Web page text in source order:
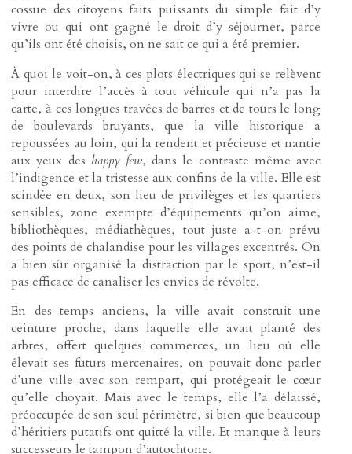
cossue des citoyens faits puissants du simple fait d’y
vivre ou qui ont gagné le droit d’y séjourner, parce
qu’ils ont été choisis, on ne sait ce qui a été premier.
À quoi le voit-on, à ces plots électriques qui se relèvent
pour interdire l’accès à tout véhicule qui n’a pas la
carte, à ces longues travées de barres et de tours le long
de boulevards bruyants, que la ville historique a
repoussées au loin, qui la rendent et précieuse et nantie
aux yeux des happy few, dans le contraste même avec
l’indigence et la tristesse aux confins de la ville. Elle est
scindée en deux, son lieu de privilèges et les quartiers
sensibles, zone exempte d’équipements qu’on aime,
bibliothèques, médiathèques, tout juste a-t-on prévu
des points de chalandise pour les villages excentrés. On
a bien sûr organisé la distraction par le sport, n’est-il
pas efficace de canaliser les envies de révolte.
En des temps anciens, la ville avait construit une
ceinture proche, dans laquelle elle avait planté des
arbres, offert quelques commerces, un lieu où elle
élevait ses futurs mercenaires, on pouvait donc parler
d’une ville avec son rempart, qui protégeait le cœur
qu’elle choyait. Mais avec le temps, elle l’a délaissé,
préoccupée de son seul périmètre, si bien que beaucoup
d’héritiers putatifs ont quitté la ville. Et manque à leurs
successeurs le tampon d’autochtone.